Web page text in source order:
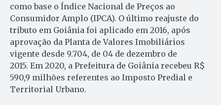
como base o Índice Nacional de Preços ao
Consumidor Amplo (IPCA). O último reajuste do
tributo em Goiânia foi aplicado em 2016, após
aprovação da Planta de Valores Imobiliários
vigente desde 9.704, de 04 de dezembro de
2015. Em 2020, a Prefeitura de Goiânia recebeu R$
590,9 milhões referentes ao Imposto Predial e
Territorial Urbano.